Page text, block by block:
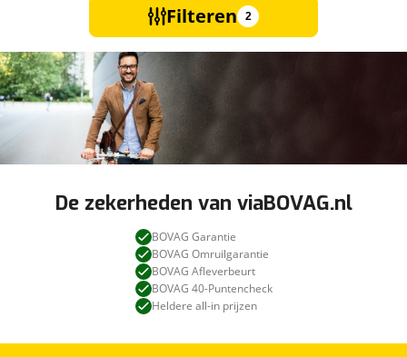
Filteren 2
De zekerheden van viaBOVAG.nl
BOVAG Garantie
BOVAG Omruilgarantie
BOVAG Afleverbeurt
BOVAG 40-Puntencheck
Heldere all-in prijzen